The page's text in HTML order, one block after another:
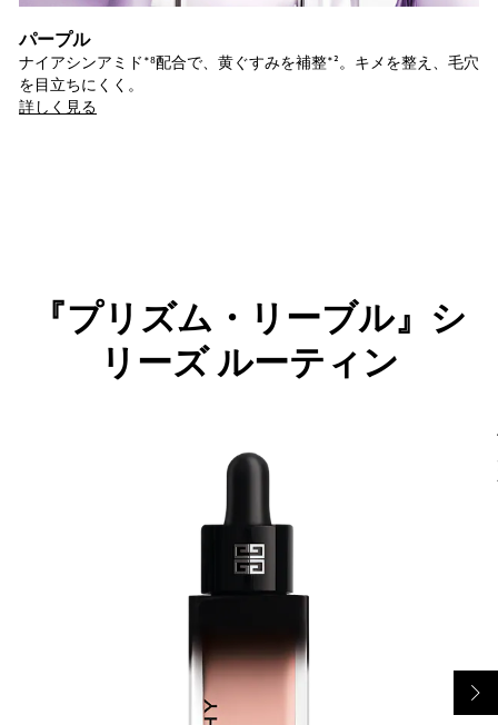
パープル
ナイアシンアミド*⁸配合で、黄ぐすみを補整*²。​ キメを整え、毛穴
を目立ちにくく。
詳しく見る
『プリズム・リーブル』シ
リーズ ルーティン